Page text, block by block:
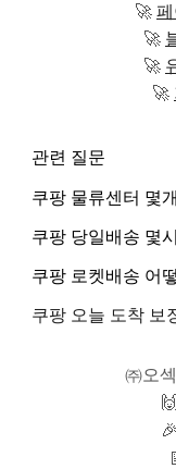
🚀
🚀
🚀
🚀
관련 질문
쿠팡 물류센터 몇
쿠팡 당일배송 몇
쿠팡 로켓배송 어
쿠팡 오늘 도착 보
㈜오
🙌
🎉